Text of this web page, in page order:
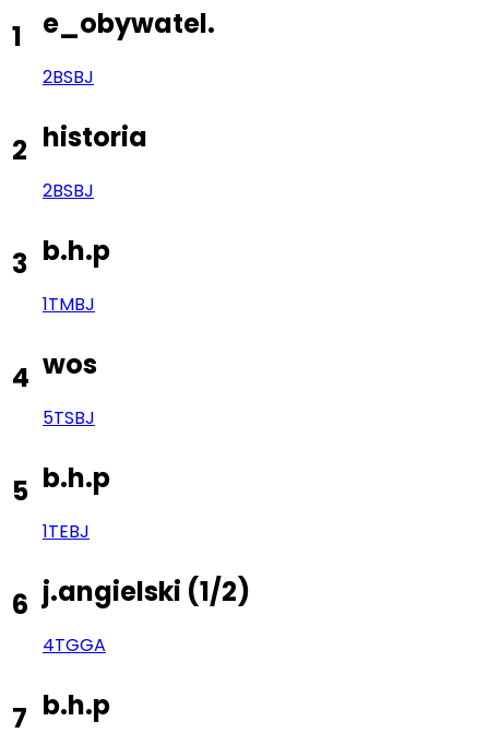
1 e_obywatel.
2BSBJ
2 historia
2BSBJ
3 b.h.p
1TMBJ
4 wos
5TSBJ
5 b.h.p
1TEBJ
6 j.angielski (1/2)
4TGGA
7 b.h.p